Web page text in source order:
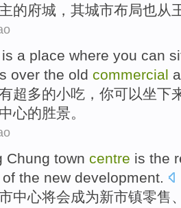
的府城 ，其城市布局也从
a place where you can
over the old commercial
超多的小吃， 你可以坐下
中心的胜景。
Chung town centre is the
of the new development.
中心将会成为新市镇零售